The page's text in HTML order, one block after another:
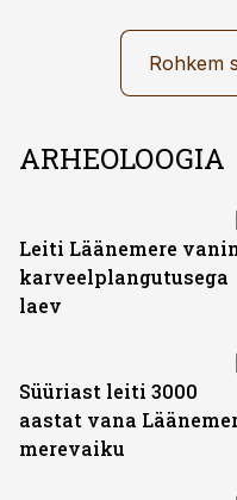
Rohkem
ARHEOLOOGIA
Leiti Läänemere
karveelplangutusega
laev
Süüriast leiti 3000
aastat vana
merevaiku